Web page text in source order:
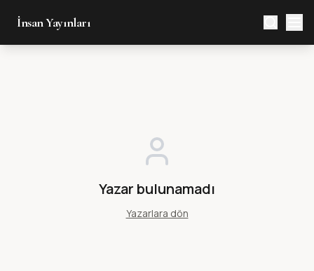
İnsan Yayınları
Yazar bulunamadı
Yazarlara dön